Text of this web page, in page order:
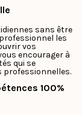
sans être
les
vos
encourager à
qui se
professionnelles.
100%